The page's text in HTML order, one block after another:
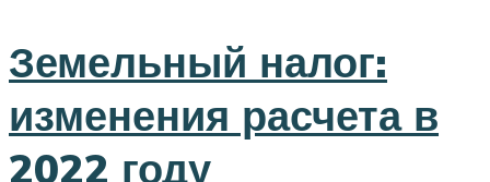
Земельный налог:
изменения расчета в
2022 году